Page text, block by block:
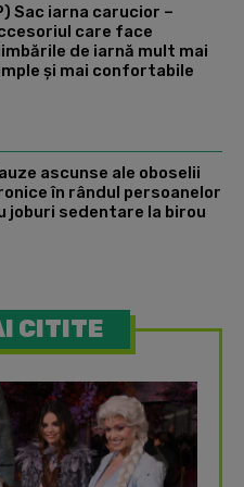
Sac iarna carucior –
care face
de iarnă mult mai
și mai confortabile
ascunse ale oboselii
în rândul persoanelor
joburi sedentare la birou
CITITE